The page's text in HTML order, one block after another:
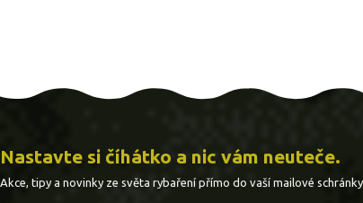
Nastavte si číhátko a nic vám neuteče.
Akce, tipy a novinky ze světa rybaření přímo do vaší mailové